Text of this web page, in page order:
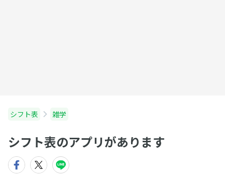
シフト表 雑学
シフト表のアプリがあります